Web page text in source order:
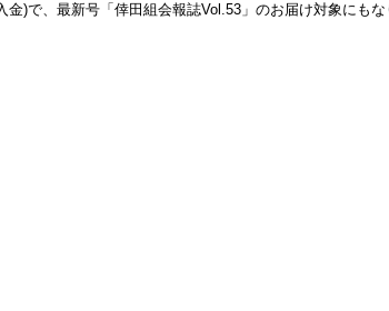
)で、最新号「倖田組会報誌Vol.53」のお届け対象にもな